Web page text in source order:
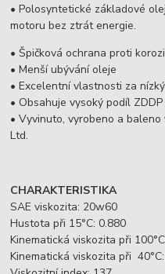
• Polosyntetické základové
motoru bez ztrát energie.
• Špičková ochrana proti
• Menší ubývání oleje
• Excelentní vlastnosti za
• Obsahuje vysoký podíl
• Vyvinuto, vyrobeno a
Ltd.
CHARAKTERISTIKA
SAE viskozita: 20w60
Hustota při 15°C: 0.880
Kinematická viskozita při
Kinematická viskozita při